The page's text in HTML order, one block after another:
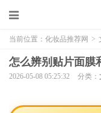
当前位置： 化妆品推荐网 >
怎么辨别贴片面膜
2026-05-08 05:25:32 分类：